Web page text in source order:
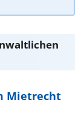
Mietrecht